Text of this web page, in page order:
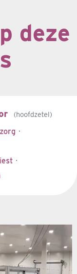
deze
hoofdzetel
·
·